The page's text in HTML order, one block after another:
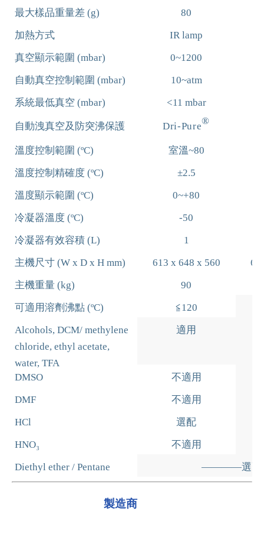
最大樣品重量差(g)
80
加熱方式
IR lamp
真空顯示範圍(mbar)
0~1200
自動真空控制範圍(mbar)
10~atm
系統最低真空(mbar) <11 mbar
自動洩真空及防突沸保護 Dri-Pure®
溫度控制範圍(ºC) 室溫~80
溫度控制精確度(ºC)
±2.5
溫度顯示範圍(ºC)
0~+80
冷凝器溫度(ºC)
-50
冷凝器有效容積(L)
1
主機尺寸(W x D x H mm) 613 x 648 x 560
主機重量(kg)
90
可適用溶劑沸點(ºC)
≦120
Alcohols, DCM/ methylene
chloride, ethyl acetate,
water, TFA
適用
DMSO
不適用
DMF
不適用
HCl
選配
HNO₃
不適用
Diethyl ether / Pentane
————選配
製造商